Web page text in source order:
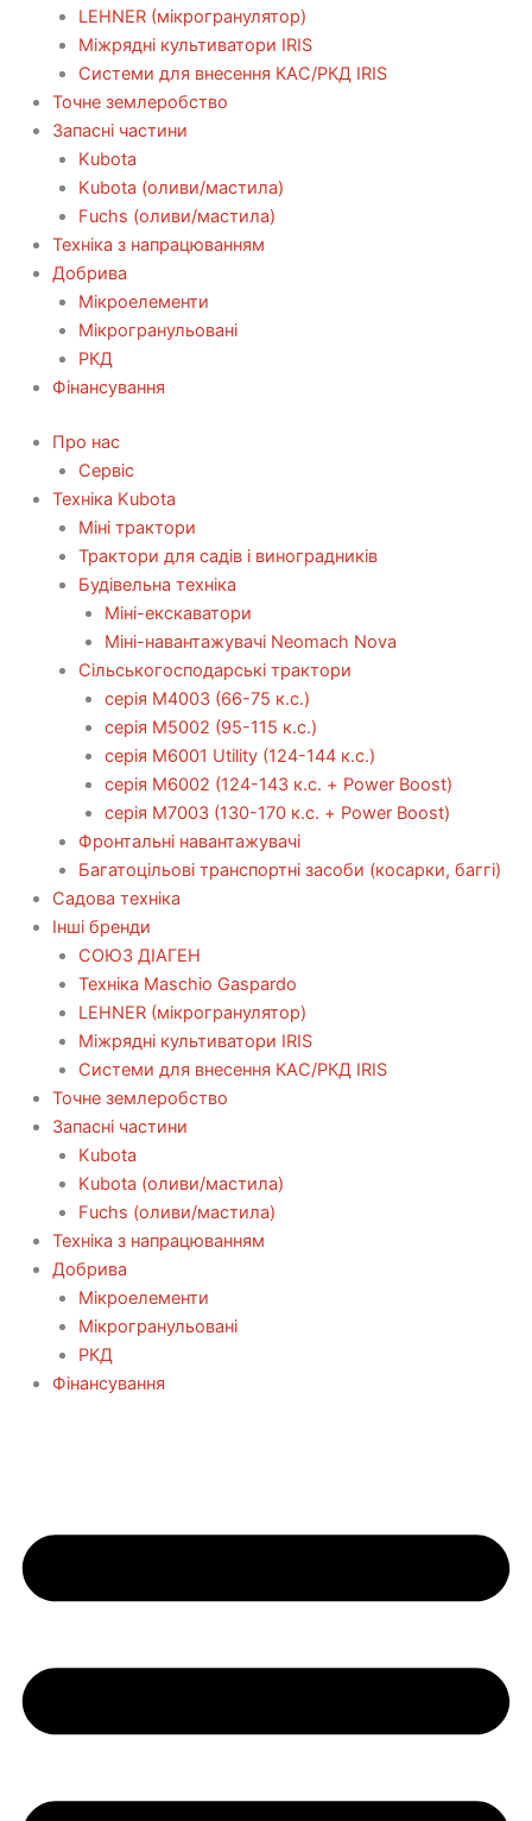
LEHNER (мікрогранулятор)
Міжрядні культиватори IRIS
Системи для внесення КАС/РКД IRIS
Точне землеробство
Запасні частини
Kubota
Kubota (оливи/мастила)
Fuchs (оливи/мастила)
Техніка з напрацюванням
Добрива
Мікроелементи
Мікрогранульовані
РКД
Фінансування
Про нас
Сервіс
Технiка Kubota
Міні трактори
Трактори для садів і виноградників
Будівельна техніка
Міні-екскаватори
Міні-навантажувачі Neomach Nova
Сільськогосподарські трактори
серія М4003 (66-75 к.с.)
серія М5002 (95-115 к.с.)
серія M6001 Utility (124-144 к.с.)
серія М6002 (124-143 к.с. + Power Boost)
серія М7003 (130-170 к.с. + Power Boost)
Фронтальні навантажувачі
Багатоцільові транспортні засоби (косарки, баггі)
Садова техніка
Інші бренди
СОЮЗ ДІАГЕН
Техніка Maschio Gaspardo
LEHNER (мікрогранулятор)
Міжрядні культиватори IRIS
Системи для внесення КАС/РКД IRIS
Точне землеробство
Запасні частини
Kubota
Kubota (оливи/мастила)
Fuchs (оливи/мастила)
Техніка з напрацюванням
Добрива
Мікроелементи
Мікрогранульовані
РКД
Фінансування